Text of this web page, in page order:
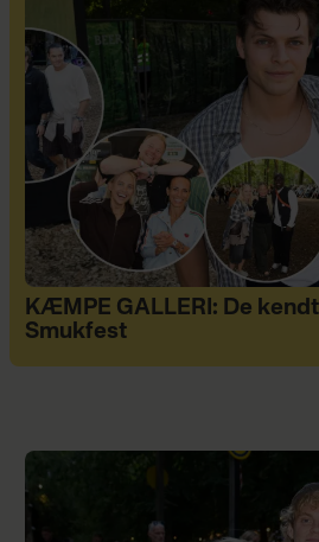
KÆMPE GALLERI: De
Smukfest